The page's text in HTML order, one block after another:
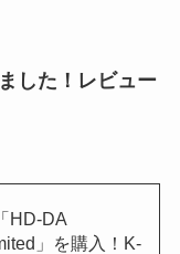
した！レビュー
HD-DA
」を購入！K-